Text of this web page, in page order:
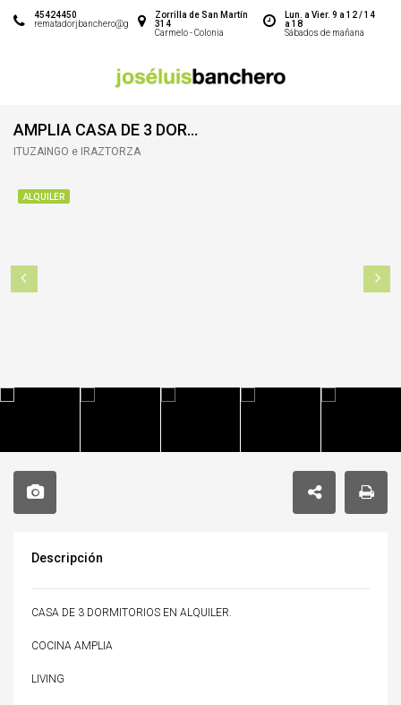
Lun. a Vier. 9 a 12 / 14
a 18
Sábados de mañana
Zorrilla de San Martín
314
Carmelo - Colonia
45424450
rematadorjbanchero@gmail.com
AMPLIA CASA DE 3 DORMITORIOS EN ALQUILER
ITUZAINGÓ e IRAZTORZA
ALQUILER
Descripción
CASA DE 3 DORMITORIOS EN ALQUILER.
COCINA AMPLIA
LIVING